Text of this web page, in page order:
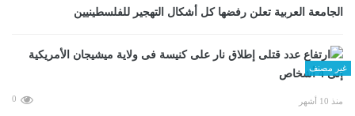
الجامعة العربية تعلن رفضها كل أشكال التهجير للفلسطينيين
غير مصنف
منذ 10 أشهر 0